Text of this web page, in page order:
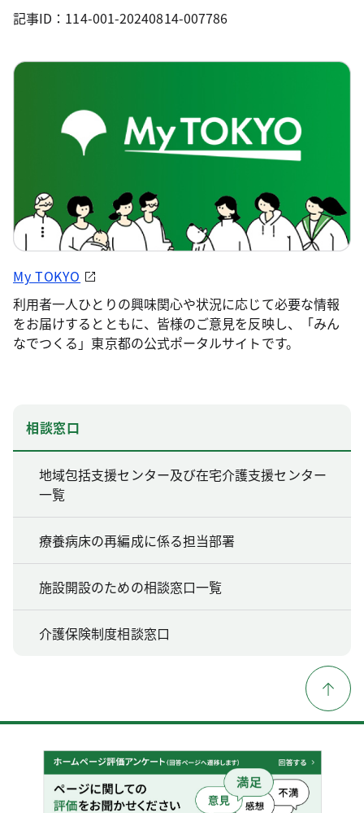
記事ID：114-001-20240814-007786
My TOKYO
利用者一人ひとりの興味関心や状況に応じて必要な情報
をお届けするとともに、皆様のご意見を反映し、「みん
なでつくる」東京都の公式ポータルサイトです。
相談窓口
地域包括支援センター及び在宅介護支援センター
一覧
療養病床の再編成に係る担当部署
施設開設のための相談窓口一覧
介護保険制度相談窓口